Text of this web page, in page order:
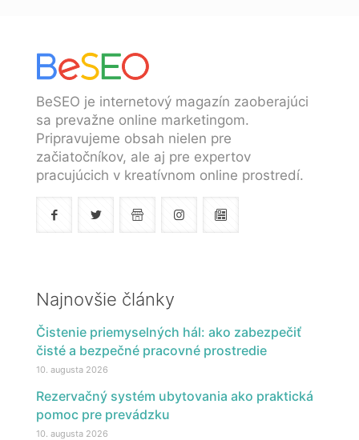
BeSEO je internetový magazín zaoberajúci
sa prevažne online marketingom.
Pripravujeme obsah nielen pre
začiatočníkov, ale aj pre expertov
pracujúcich v kreatívnom online prostredí.
Najnovšie články
Čistenie priemyselných hál: ako zabezpečiť
čisté a bezpečné pracovné prostredie
10. augusta 2026
Rezervačný systém ubytovania ako praktická
pomoc pre prevádzku
10. augusta 2026